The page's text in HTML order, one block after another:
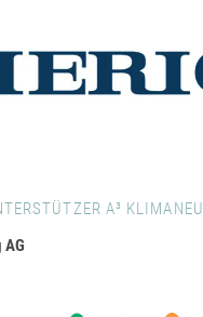
A³
AG